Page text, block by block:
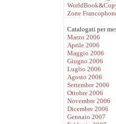
Zone
Catalogati per
Marzo 2006
Aprile 2006
Maggio 2006
Giugno 2006
Luglio 2006
Agosto 2006
Settembre 2006
Ottobre 2006
Novembre 2006
Dicembre 2006
Gennaio 2007